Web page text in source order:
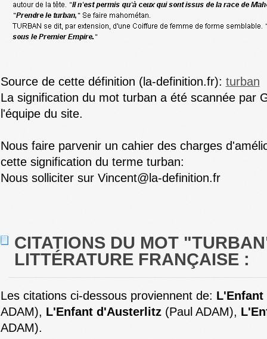
Source de cette définition (la-definition.fr): turban
La signification du mot turban a été scannée par
l'équipe du site.
Nous faire parvenir un cahier des charges
cette signification du terme turban:
Nous solliciter sur Vincent@la-definition.fr
CITATIONS DU MOT
LITTÉRATURE FRANÇAISE :
Les citations ci-dessous proviennent de:
ADAM), L'Enfant d'Austerlitz(Paul ADAM),
ADAM).